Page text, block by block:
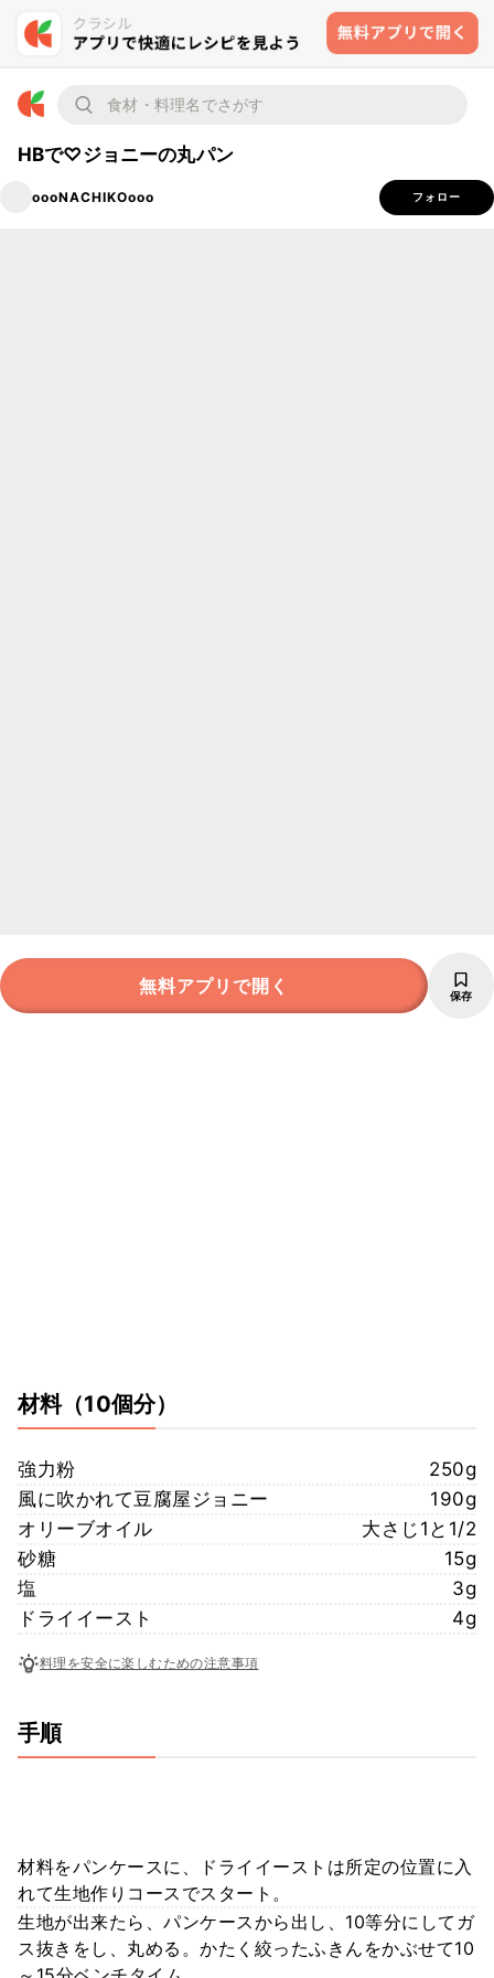
HBで♡ジョニーの丸パン
oooNACHIKOooo フォロー
無料アプリで開く 保存
材料（10個分）
強力粉
250g
風に吹かれて豆腐屋ジョニー
190g
オリーブオイル
大さじ1と1/2
砂糖
15g
塩
3g
ドライイースト
4g
料理を安全に楽しむための注意事項
手順
材料をパンケースに、ドライイーストは所定の位置に入
れて生地作りコースでスタート。
生地が出来たら、パンケースから出し、10等分にしてガ
ス抜きをし、丸める。かたく絞ったふきんをかぶせて10